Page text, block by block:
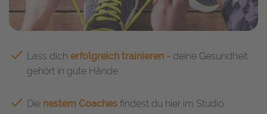
Lass dich erfolgreich trainieren - deine Gesundheit
gehört in gute Hände
Die nestem Coaches findest du hier im Studio